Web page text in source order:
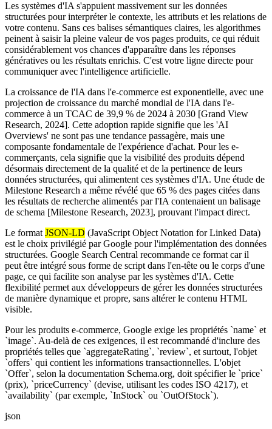
Les systèmes d'IA s'appuient massivement sur les données
structurées pour interpréter le contexte, les attributs et les relations de
votre contenu. Sans ces balises sémantiques claires, les algorithmes
peinent à saisir la pleine valeur de vos pages produits, ce qui réduit
considérablement vos chances d'apparaître dans les réponses
génératives ou les résultats enrichis. C'est votre ligne directe pour
communiquer avec l'intelligence artificielle.
La croissance de l'IA dans l'e-commerce est exponentielle, avec une
projection de croissance du marché mondial de l'IA dans l'e-
commerce à un TCAC de 39,9 % de 2024 à 2030 [Grand View
Research, 2024]. Cette adoption rapide signifie que les 'AI
Overviews' ne sont pas une tendance passagère, mais une
composante fondamentale de l'expérience d'achat. Pour les e-
commerçants, cela signifie que la visibilité des produits dépend
désormais directement de la qualité et de la pertinence de leurs
données structurées, qui alimentent ces systèmes d'IA. Une étude de
Milestone Research a même révélé que 65 % des pages citées dans
les résultats de recherche alimentés par l'IA contenaient un balisage
de schema [Milestone Research, 2023], prouvant l'impact direct.
Le formatJSON-LD (JavaScript Object Notation for Linked Data)
est le choix privilégié par Google pour l'implémentation des données
structurées. Google Search Central recommande ce format car il
peut être intégré sous forme de script dans l'en-tête ou le corps d'une
page, ce qui facilite son analyse par les systèmes d'IA. Cette
flexibilité permet aux développeurs de gérer les données structurées
de manière dynamique et propre, sans altérer le contenu HTML
visible.
Pour les produits e-commerce, Google exige les propriétés `name` et
`image`. Au-delà de ces exigences, il est recommandé d'inclure des
propriétés telles que `aggregateRating`, `review`, et surtout, l'objet
`offers` qui contient les informations transactionnelles. L'objet
`Offer`, selon la documentation Schema.org, doit spécifier le `price`
(prix), `priceCurrency` (devise, utilisant les codes ISO 4217), et
`availability` (par exemple, `InStock` ou `OutOfStock`).
json